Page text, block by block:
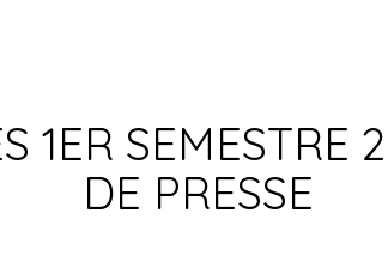
1ER SEMESTRE
DE PRESSE